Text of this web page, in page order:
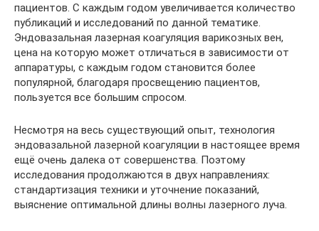
пациентов. С каждым годом увеличивается количество
публикаций и исследований по данной тематике.
Эндовазальная лазерная коагуляция варикозных вен,
цена на которую может отличаться в зависимости от
аппаратуры, с каждым годом становится более
популярной, благодаря просвещению пациентов,
пользуется все большим спросом.
Несмотря на весь существующий опыт, технология
эндовазальной лазерной коагуляции в настоящее время
ещё очень далека от совершенства. Поэтому
исследования продолжаются в двух направлениях:
стандартизация техники и уточнение показаний,
выяснение оптимальной длины волны лазерного луча.